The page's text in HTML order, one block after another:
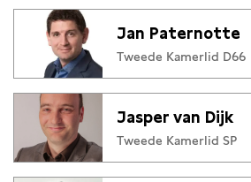
Jan Paternotte
Tweede Kamerlid D66
Jasper van Dijk
Tweede Kamerlid SP